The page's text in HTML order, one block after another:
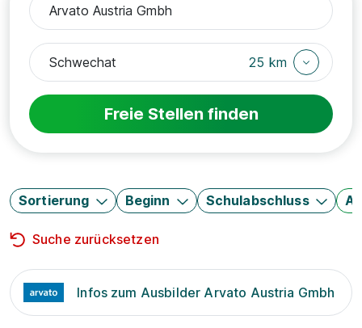
25 km
Freie Stellen finden
Sortierung Beginn Schulabschluss
Suche zurücksetzen
Infos zum Ausbilder Arvato Austria Gmbh